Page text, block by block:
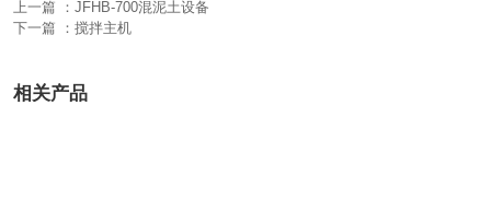
上一篇 ： JFHB-700混泥土设备
下一篇 ： 搅拌主机
相关产品